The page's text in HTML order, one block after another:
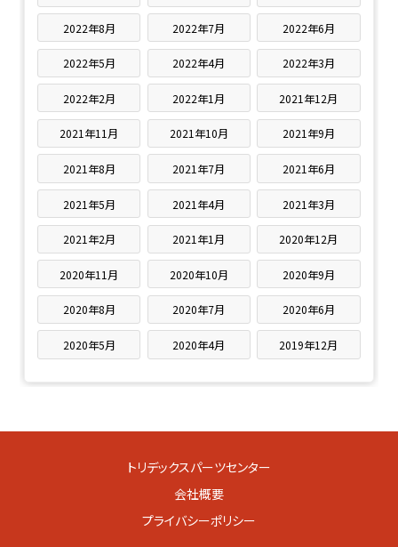
2022年8月 2022年7月 2022年6月
2022年5月 2022年4月 2022年3月
2022年2月 2022年1月 2021年12月
2021年11月 2021年10月 2021年9月
2021年8月 2021年7月 2021年6月
2021年5月 2021年4月 2021年3月
2021年2月 2021年1月 2020年12月
2020年11月 2020年10月 2020年9月
2020年8月 2020年7月 2020年6月
2020年5月 2020年4月 2019年12月
トリデックスパーツセンター
会社概要
プライバシーポリシー